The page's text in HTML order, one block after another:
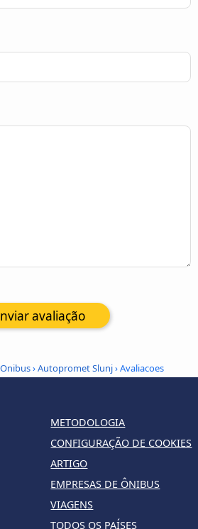
avaliação
›Autopromet Slunj› Avaliacoes
METODOLOGIA
CONFIGURAÇÃO DE COOKIES
ARTIGO
EMPRESAS DE ÔNIBUS
VIAGENS
TODOS OS PAÍSES